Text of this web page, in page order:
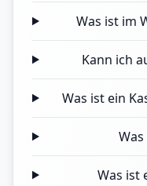
Was ist im
Kann ich
Was ist ein
Was ist